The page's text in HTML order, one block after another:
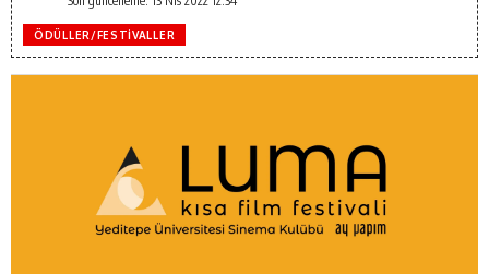
ÖDÜLLER/FESTIVALLER